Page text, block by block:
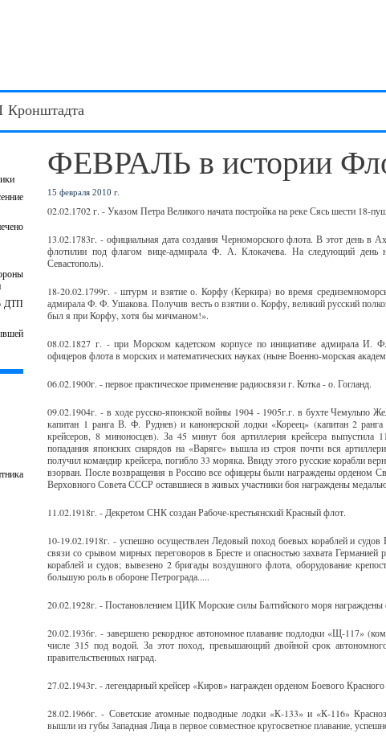
ДТП
ФЕВРАЛЬ в истории
15 февраля 2010 г.
02.02.1702 г. - Указом Петра Великого начата постройка на реке Сясь шести 18-
13.02.1783г. - официальная дата создания Черноморского флота. В этот день в
флотилии под флагом вице-адмирала Ф. А. Клокачева. На следующий день
Севастополь).
18-20.02.1799г. - штурм и взятие о. Корфу (Керкира) во время
адмирала Ф. Ф. Ушакова. Получив весть о взятии о. Корфу, великий русский
был я при Корфу, хотя бы мичманом!».
08.02.1827 г. - при Морском кадетском корпусе по инициативе адмирала И.
офицеров флота в морских и математических науках (ныне Военно-морская
06.02.1900г. - первое практическое применение радиосвязи г. Котка - о. Гогланд.
09.02.1904г. - в ходе русско-японской войны 1904 - 1905г.г. в бухте Чемульпо
капитан 1 ранга В. Ф. Руднев) и канонерской лодки «Кореец» (капитан 2
крейсеров, 8 миноносцев). За 45 минут боя артиллерия крейсера выпустила
попадания японских снарядов на «Варяге» вышла из строя почти вся
получил командир крейсера, погибло 33 моряка. Ввиду этого русские корабли
взорван. После возвращения в Россию все офицеры были награждены орденом
Верховного Совета СССР оставшиеся в живых участники боя награждены
11.02.1918г. - Декретом СНК создан Рабоче-крестьянский Красный флот.
10-19.02.1918г. - успешно осуществлен Ледовый поход боевых кораблей и
связи со срывом мирных переговоров в Бресте и опасностью захвата Германией
кораблей и судов; вывезено 2 бригады воздушного флота, оборудование
большую роль в обороне Петрограда.....
20.02.1928г. - Постановлением ЦИК Морские силы Балтийского моря
20.02.1936г. - завершено рекордное автономное плавание подлодки «Щ-117»
числе 315 под водой. За этот поход, превышающий двойной срок
правительственных наград.
27.02.1943г. - легендарный крейсер «Киров» награжден орденом Боевого
28.02.1966г. - Советские атомные подводные лодки «К-133» и «К-116»
вышли из губы 3ападная Лица в первое совместное кругосветное плавание,